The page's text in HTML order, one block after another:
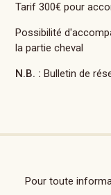
Tarif 300€ pour
Possibilité
la partie cheval
N.B. : Bulletin de
Pour toute